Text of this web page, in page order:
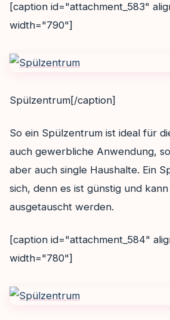
[caption id="attachment_583"
width="790"]
Spülzentrum[/caption]
So ein Spülzentrum ist ideal für
auch gewerbliche Anwendung,
aber auch single Haushalte. Ein
sich, denn es ist günstig und
ausgetauscht werden.
[caption id="attachment_584"
width="780"]